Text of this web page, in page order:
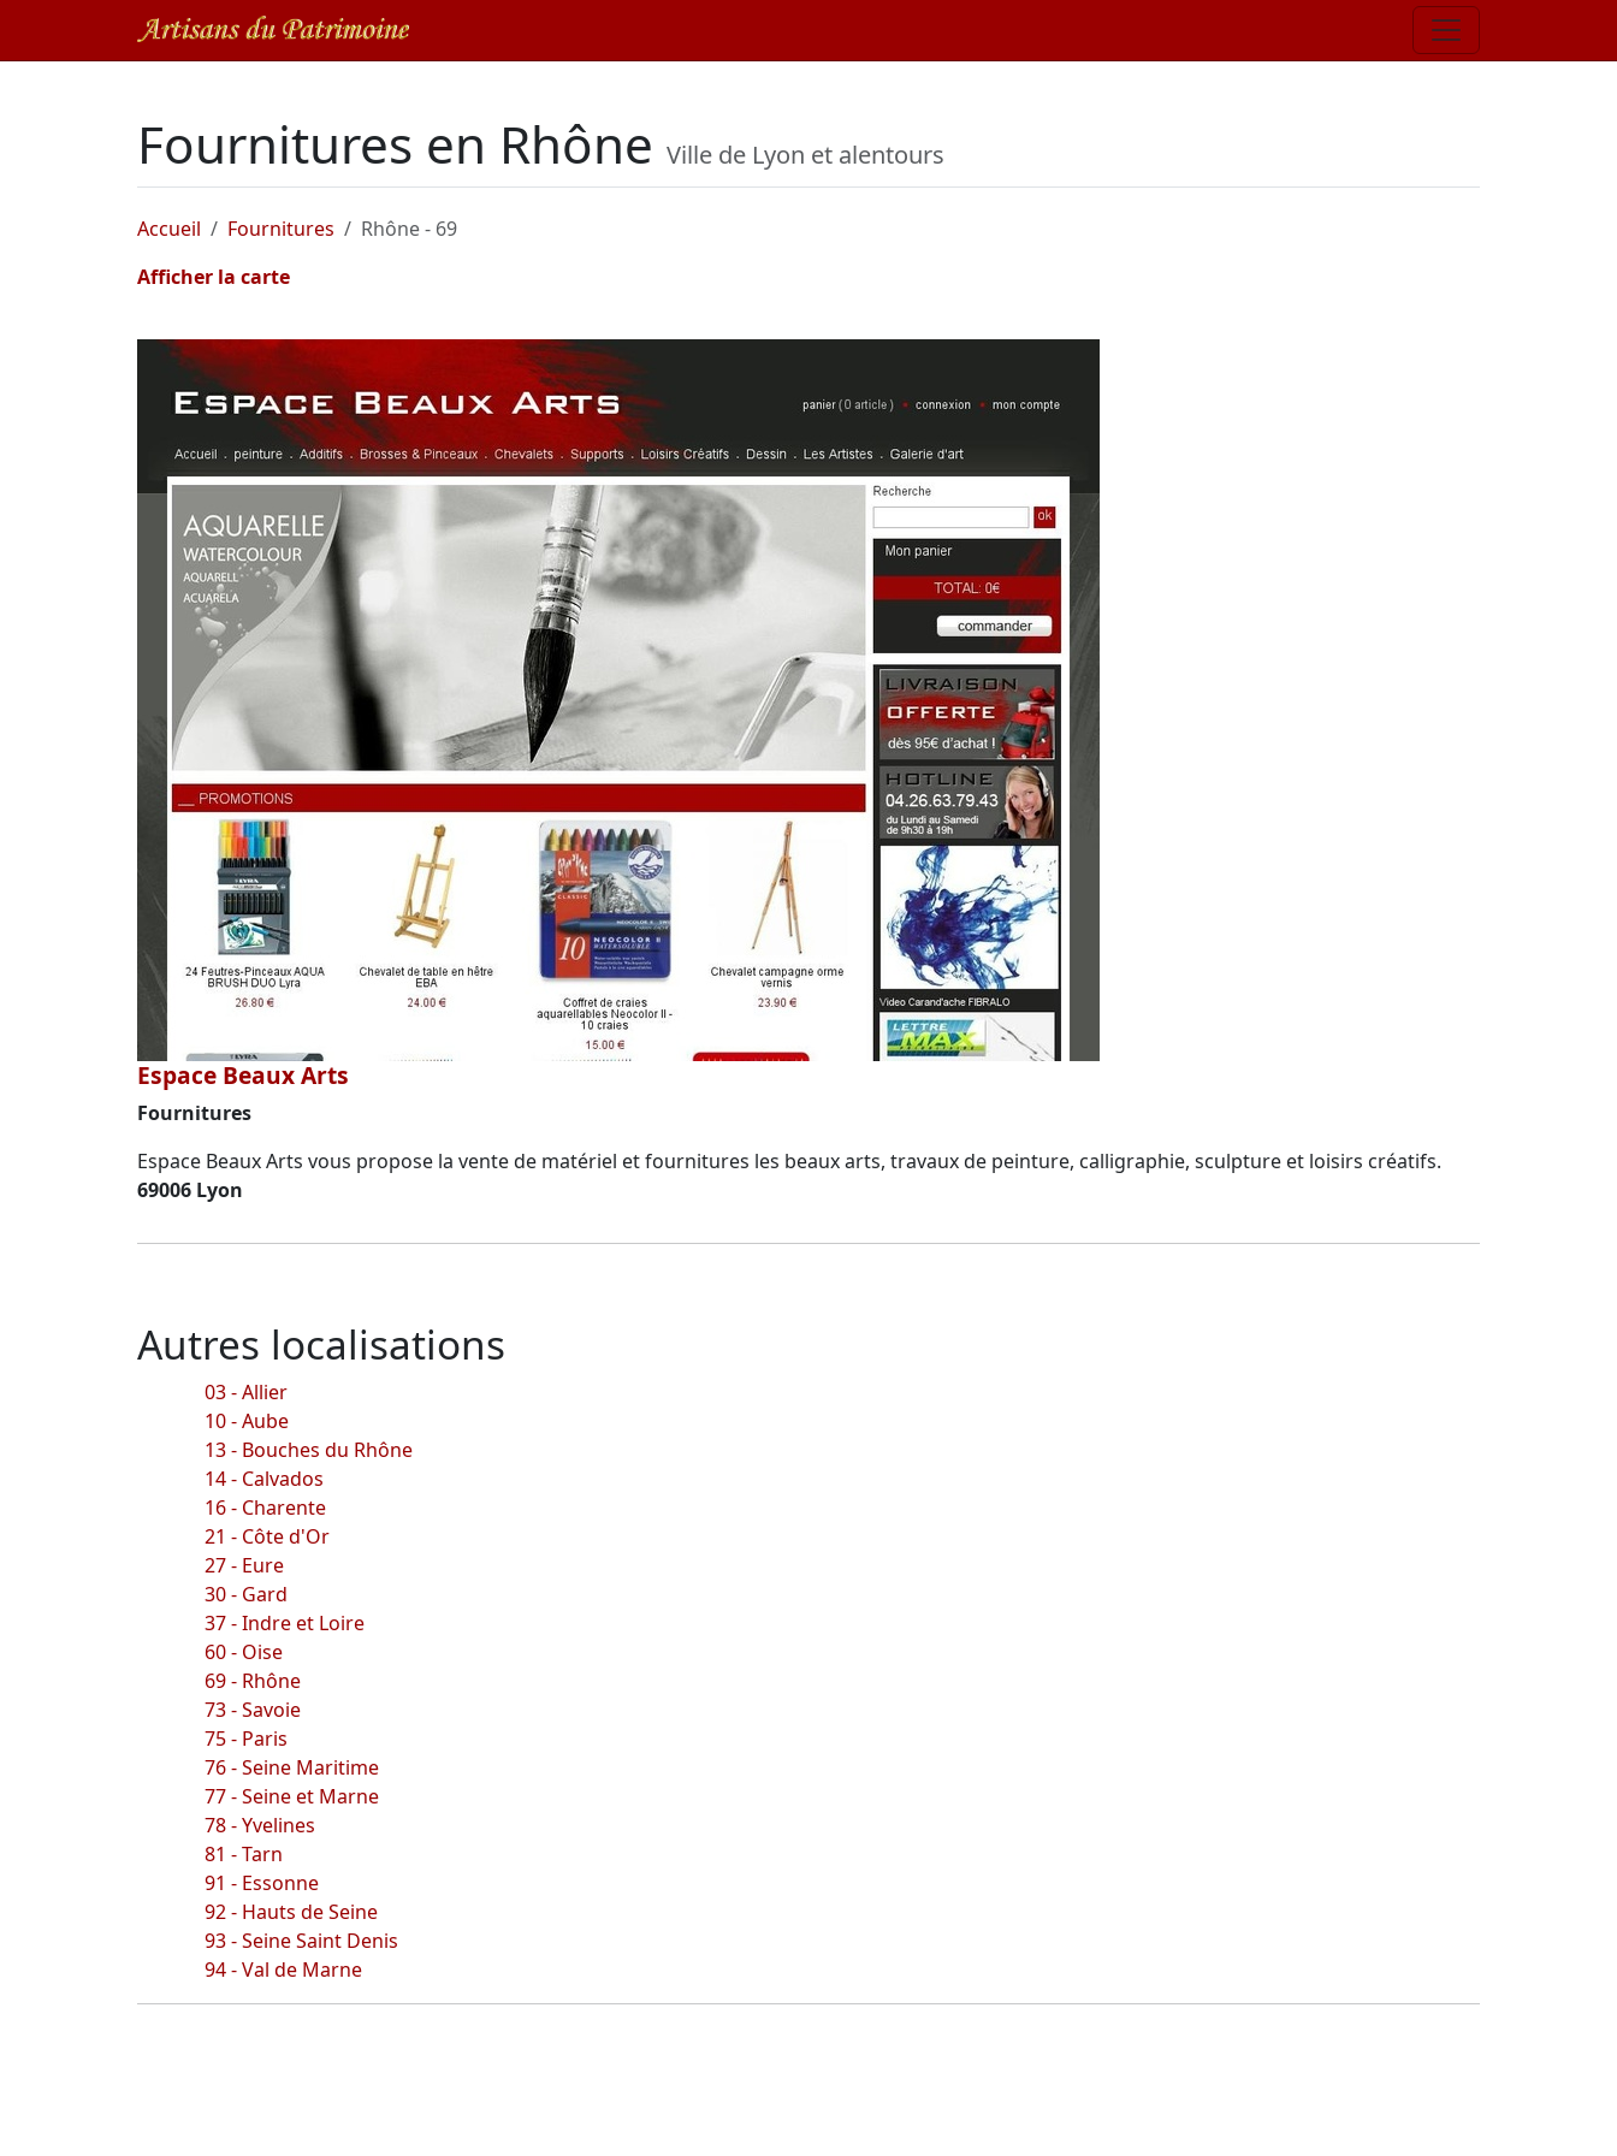
Fournitures en Rhône Ville de Lyon et alentours
Accueil Fournitures
Rhône - 69
Afficher la carte
Espace Beaux Arts
Fournitures
Espace Beaux Arts vous propose la vente de matériel et fournitures les beaux arts, travaux de peinture, calligraphie, sculpture et loisirs créatifs.
69006 Lyon
Autres localisations
03 - Allier
10 - Aube
13 - Bouches du Rhône
14 - Calvados
16 - Charente
21 - Côte d'Or
27 - Eure
30 - Gard
37 - Indre et Loire
60 - Oise
69 - Rhône
73 - Savoie
75 - Paris
76 - Seine Maritime
77 - Seine et Marne
78 - Yvelines
81 - Tarn
91 - Essonne
92 - Hauts de Seine
93 - Seine Saint Denis
94 - Val de Marne